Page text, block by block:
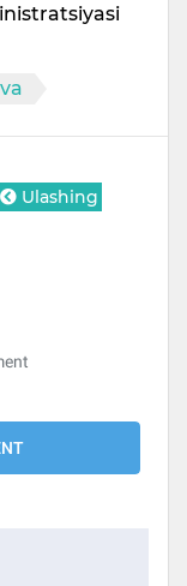
Ulashing